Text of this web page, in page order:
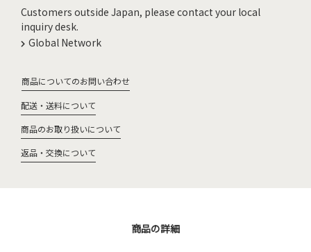
Customers outside Japan, please contact your local
inquiry desk.
Global Network
商品についてのお問い合わせ
配送・送料について
商品のお取り扱いについて
返品・交換について
商品の詳細